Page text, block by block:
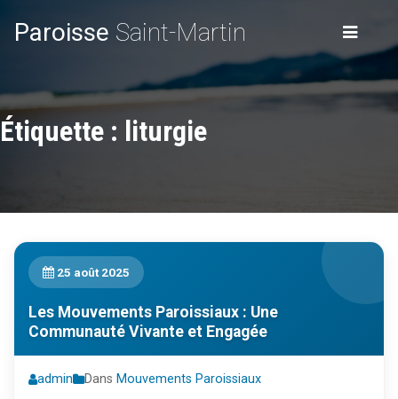
Paroisse Saint-Martin
Étiquette : liturgie
25 août 2025
Les Mouvements Paroissiaux : Une
Communauté Vivante et Engagée
admin Dans Mouvements Paroissiaux